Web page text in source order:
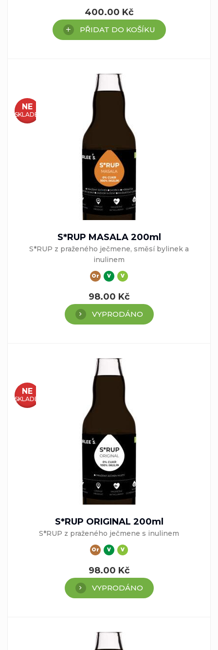
400.00 Kč
PŘIDAT DO KOŠÍKU
NE
SKLADEM
S*RUP MASALA 200ml
S*RUP z praženého ječmene, směsí bylinek a
inulinem
Or V V
98.00 Kč
VYPRODÁNO
NE
SKLADEM
S*RUP ORIGINAL 200ml
S*RUP z praženého ječmene s inulinem
Or V V
98.00 Kč
VYPRODÁNO